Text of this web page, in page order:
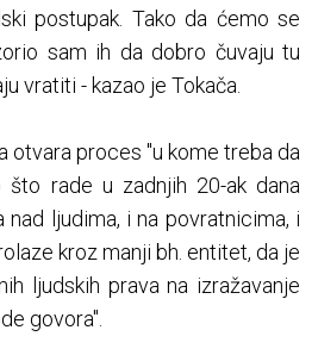
postupak. Tako da ćemo se
sam ih da dobro čuvaju tu
vratiti - kazao je Tokača.
otvara proces "u kome treba da
rade u zadnjih 20-ak dana
nad ljudima, i na povratnicima, i
kroz manji bh. entitet, da je
ljudskih prava na izražavanje
govora".